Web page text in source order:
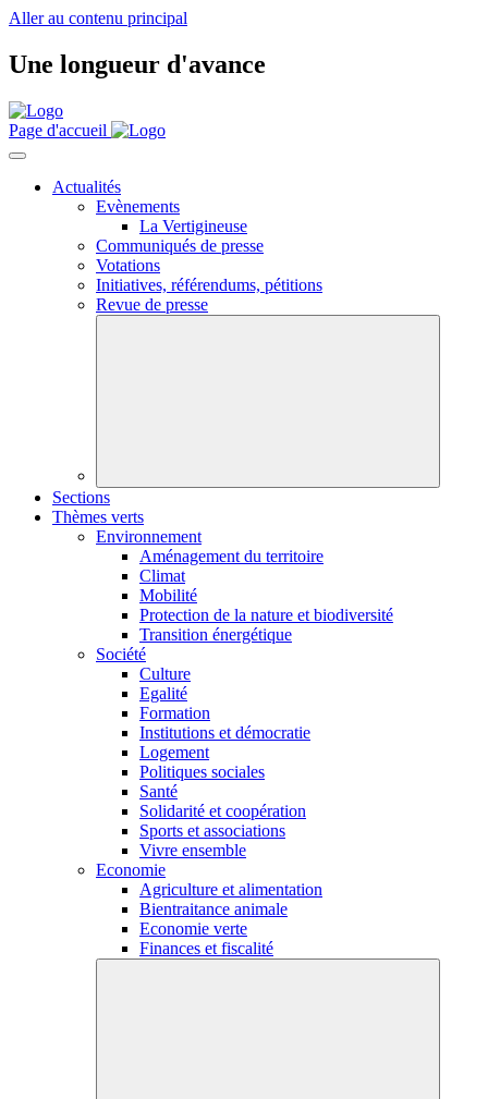
Aller au contenu principal
Une longueur d'avance
Page d'accueil
Actualités
Evènements
La Vertigineuse
Communiqués de presse
Votations
Initiatives, référendums, pétitions
Revue de presse
Sections
Thèmes verts
Environnement
Aménagement du territoire
Climat
Mobilité
Protection de la nature et biodiversité
Transition énergétique
Société
Culture
Egalité
Formation
Institutions et démocratie
Logement
Politiques sociales
Santé
Solidarité et coopération
Sports et associations
Vivre ensemble
Economie
Agriculture et alimentation
Bientraitance animale
Economie verte
Finances et fiscalité